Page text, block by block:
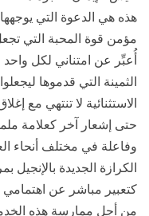
هذه هي الدعوة التي
مؤمن قوة المحبة التي تجعل منه
أُعبِّر عن امتناني لكل
الثمينة التي قدموها
الاستثنائية لا تنتهي مع
حتى إشعار آخر كعلامة
وفاعلة في مختلف أنحاء
الكرازة الجديدة
كتعبير مباشر عن اهتمامي
من أجل ممارسة هذه